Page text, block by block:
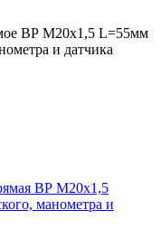
ВР М20х1,5 L=55мм
и датчика